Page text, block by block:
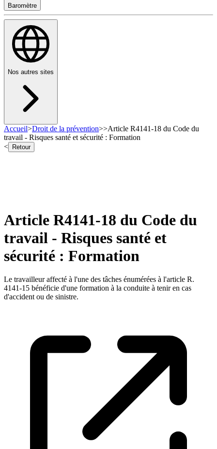
Baromètre
Nos autres sites
Accueil>Droit de la prévention>>Article R4141-18 du Code du
travail - Risques santé et sécurité : Formation
<
Retour
Article R4141-18 du Code du
travail - Risques santé et
sécurité : Formation
Le travailleur affecté à l'une des tâches énumérées à l'article R.
4141-15 bénéficie d'une formation à la conduite à tenir en cas
d'accident ou de sinistre.